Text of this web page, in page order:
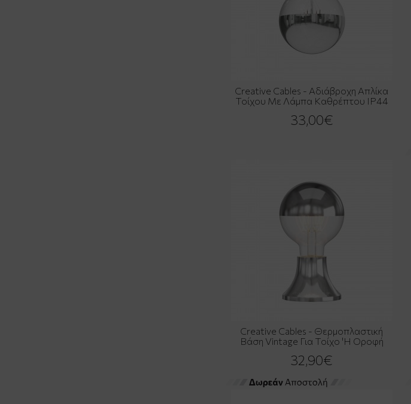
Creative Cables - Αδιάβροχη Απλίκα
Τοίχου Με Λάμπα Καθρέπτου IP44
33,00€
Creative Cables - Θερμοπλαστική
Βάση Vintage Για Τοίχο 'Η Οροφή
32,90€